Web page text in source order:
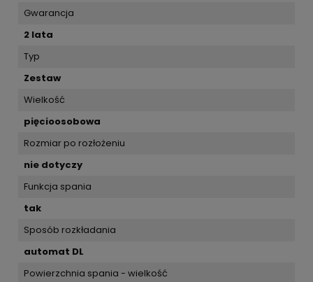
Gwarancja
2 lata
Typ
Zestaw
Wielkość
pięcioosobowa
Rozmiar po rozłożeniu
nie dotyczy
Funkcja spania
tak
Sposób rozkładania
automat DL
Powierzchnia spania - wielkość